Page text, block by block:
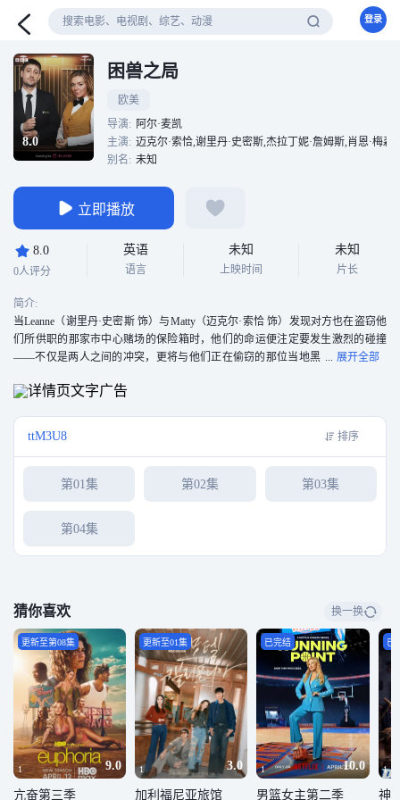
登录
8.0
困兽之局
欧美
导演: 阿尔·麦凯
主演: 迈克尔·索恰,谢里丹·史密斯,杰拉丁妮·詹姆斯,肖恩·梅森,
别名: 未知
立即播放
8.0
0人评分
英语
语言
未知
上映时间
未知
片长
简介:
当Leanne（谢里丹·史密斯 饰）与Matty（迈克尔·索恰 饰）发现对方也在盗窃他
们所供职的那家市中心赌场的保险箱时，他们的命运便注定要发生激烈的碰撞
——不仅是两人之间的冲突，更将与他们正在偷窃的那位当地黑
ttM3U8 排序
第01集 第02集 第03集
第04集
猜你喜欢 换一换
1 9.0
更新至第08集
亢奋第三季
1 3.0
更新至01集
加利福尼亚旅馆
1 10.0
已完结
男篮女主第二季
1
已
神